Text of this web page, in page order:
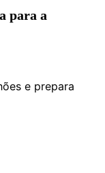
para a